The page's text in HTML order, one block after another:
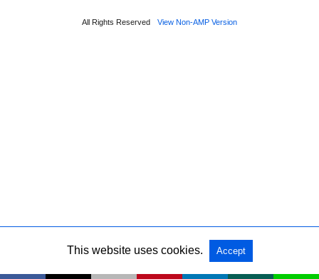
All Rights Reserved View Non-AMP Version
This website uses cookies. Accept